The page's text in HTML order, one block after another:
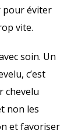
pour éviter
vite.
soin. Un
c’est
chevelu
non les
et favoriser